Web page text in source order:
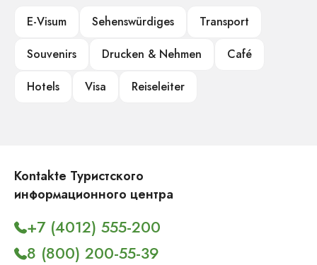
E-Visum Sehenswürdiges
Transport
Souvenirs
Drucken & Nehmen
Café
Hotels
Visa Reiseleiter
Kontakte Туристского
информационного центра
+7 (4012) 555-200
8 (800) 200-55-39